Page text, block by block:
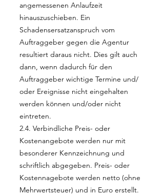
angemessenen Anlaufzeit
hinauszuschieben. Ein
Schadensersatzanspruch vom
Auftraggeber gegen die Agentur
resultiert daraus nicht. Dies gilt auch
dann, wenn dadurch für den
Auftraggeber wichtige Termine und/
oder Ereignisse nicht eingehalten
werden können und/oder nicht
eintreten.
2.4. Verbindliche Preis- oder
Kostenangebote werden nur mit
besonderer Kennzeichnung und
schriftlich abgegeben. Preis- oder
Kostennagebote werden netto (ohne
Mehrwertsteuer) und in Euro erstellt.